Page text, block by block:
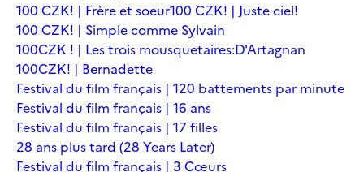
100 CZK! | Frère et soeur100 CZK! | Juste ciel!
100 CZK! | Simple comme Sylvain
100CZK ! | Les trois mousquetaires:D'Artagnan
100CZK! | Bernadette
Festival du film français | 120 battements par minute
Festival du film français | 16 ans
Festival du film français | 17 filles
28 ans plus tard (28 Years Later)
Festival du film français | 3 Cœurs